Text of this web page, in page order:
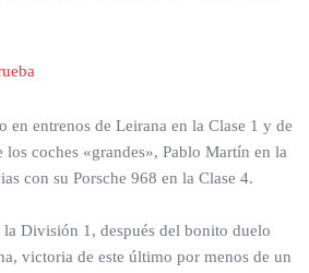
entrenos de Leirana en la Clase 1 y de
coches «grandes», Pablo Martín en la
con su Porsche 968 en la Clase 4.
la División 1, después del bonito duelo
victoria de este último por menos de un